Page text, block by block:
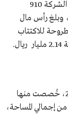
مرسوم ملكي بذلك. ويبلغ إجمالي عدد مؤسسي الشركة 910
وبلغ رأس مال
المطروحة للاكتتاب
تبلغ مساحة أرض مشروع جبل عمر 235 ألف م2، خُصصت منها
ألف م2 لقطع الأراضي، وتمثل 55% من إجمالي المساحة،